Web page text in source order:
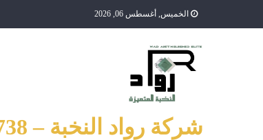
الخميس, أغسطس 06, 2026
شركة رواد النخبة – 0553931738